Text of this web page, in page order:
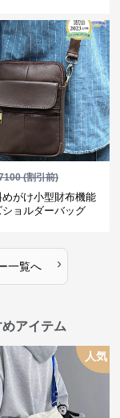
(割引前)
がけ小型財布機能
ョルダーバッグ
一覧へ ›
アイテム
人気